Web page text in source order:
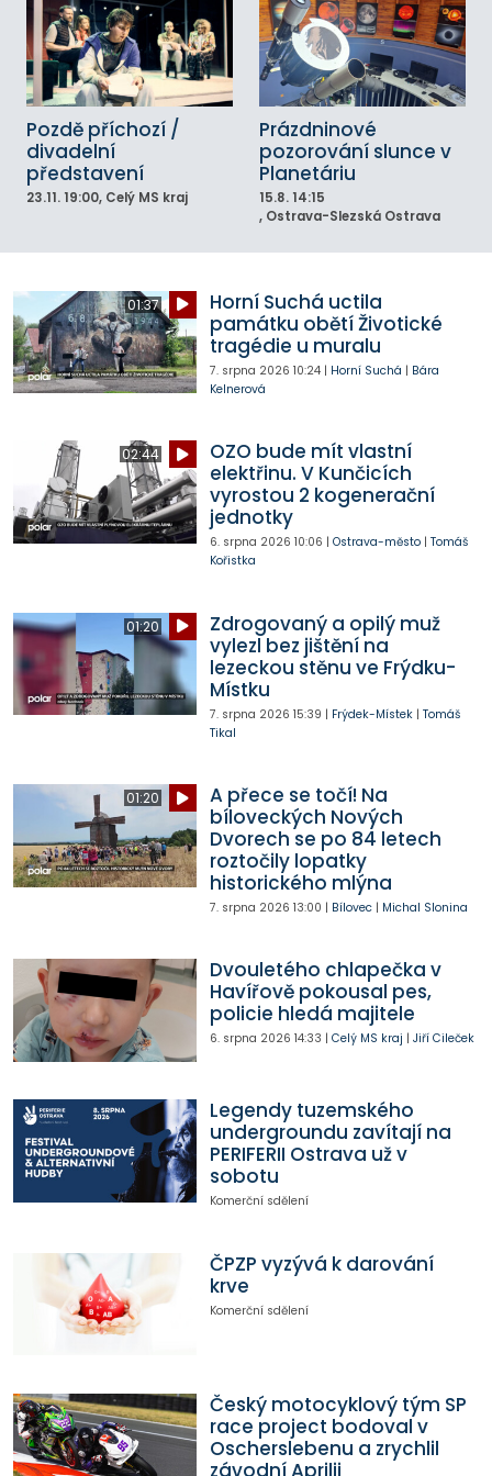
Pozdě příchozí /
divadelní
představení
23.11. 19:00, Celý MS kraj
Prázdninové
pozorování slunce v
Planetáriu
15.8. 14:15
, Ostrava-Slezská Ostrava
01:37
Horní Suchá uctila
památku obětí Životické
tragédie u muralu
7. srpna 2026 10:24| Horní Suchá | Bára
Kelnerová
02:44
OZO bude mít vlastní
elektřinu. V Kunčicích
vyrostou 2 kogenerační
jednotky
6. srpna 2026 10:06 | Ostrava-město| Tomáš
Kořistka
01:20
Zdrogovaný a opilý muž
vylezl bez jištění na
lezeckou stěnu ve Frýdku-
Místku
7. srpna 2026 15:39 | Frýdek-Místek| Tomáš
Tikal
01:20
A přece se točí! Na
bíloveckých Nových
Dvorech se po 84 letech
roztočily lopatky
historického mlýna
7. srpna 2026 13:00 | Bílovec| Michal Slonina
Dvouletého chlapečka v
Havířově pokousal pes,
policie hledá majitele
6. srpna 2026 14:33 | Celý MS kraj | Jiří Cileček
Legendy tuzemského
undergroundu zavítají na
PERIFERII Ostrava už v
sobotu
Komerční sdělení
ČPZP vyzývá k darování
krve
Komerční sdělení
Český motocyklový tým SP
race project bodoval v
Oscherslebenu a zrychlil
závodní Aprilii